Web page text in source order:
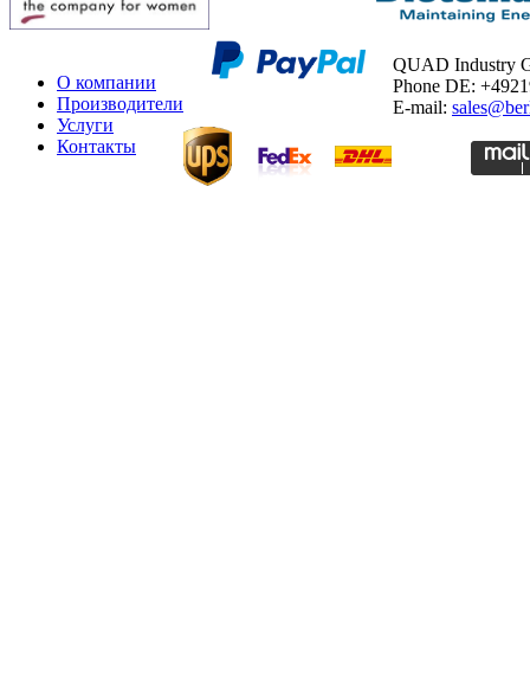
О компании
Производители
Услуги
Контакты
QUAD Industry
Phone DE:
E-mail: